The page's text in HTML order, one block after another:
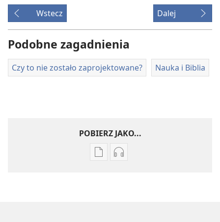
Wstecz Dalej
Podobne zagadnienia
Czy to nie zostało zaprojektowane? Nauka i Biblia
POBIERZ JAKO...
UstawieniaUstawienia